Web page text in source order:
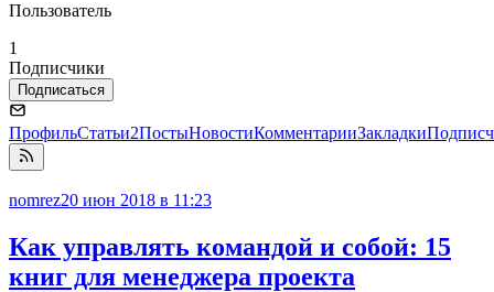
Пользователь
1
Подписчики
Подписаться
ПрофильСтатьи2ПостыНовостиКомментарииЗакладки
nomrez20 июн 2018 в 11:23
Как управлять командой и собой: 15
книг для менеджера проекта